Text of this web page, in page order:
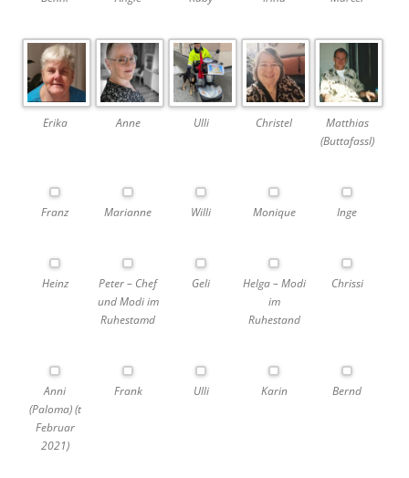
Erika Anne Ulli Christel
Matthias
(Buttafassl)
Franz Marianne Willi Monique Inge
Heinz
Peter – Chef
und Modi im
Ruhestamd
Geli
Helga – Modi
im
Ruhestand
Chrissi
Anni
(Paloma) (t
Februar
2021)
Frank Ulli Karin Bernd